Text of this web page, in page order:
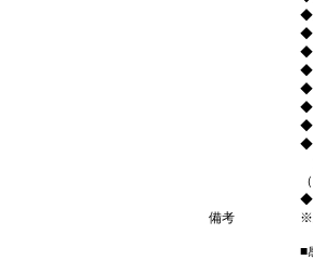
◆
◆
◆
◆
◆
◆
◆
◆
◆
備考
※
■